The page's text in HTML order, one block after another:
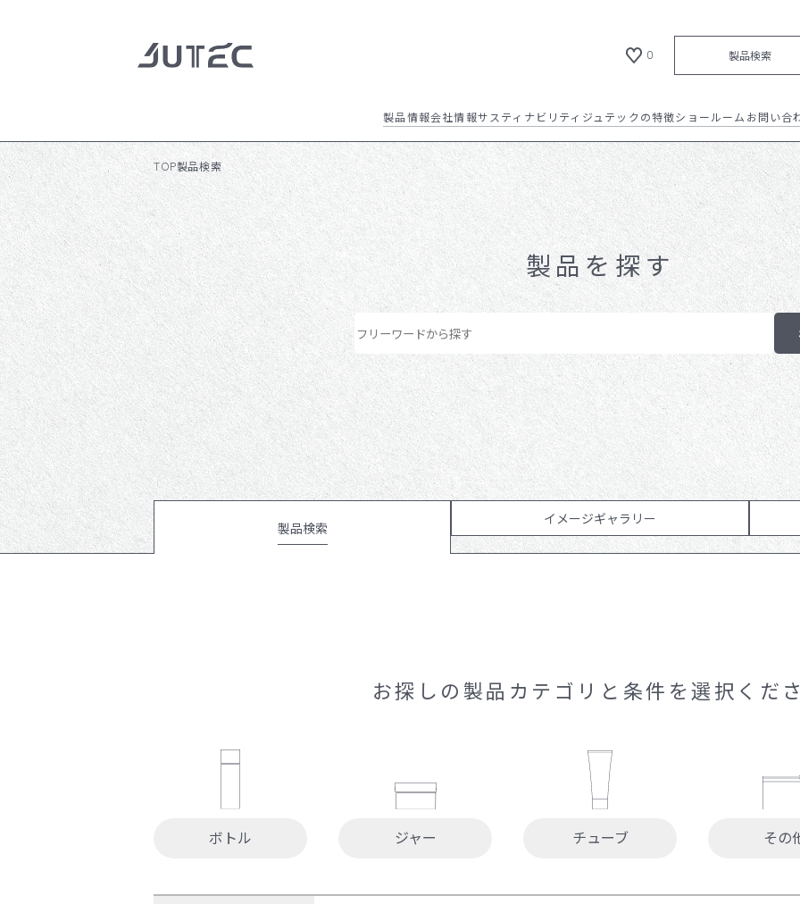
0 製品検索
製品情報会社情報サスティナビリティ ジュテックの特徴ショールーム お問い合
製品情報
全ての製品
イメージギャラリー
加飾方法のご紹介
材質について / 成形方法について
カタログダウンロード
会社情報
会社概要 / 沿革
会社拠点
代表メッセージ
ジュテックの特徴 納品フロー
NEWS
新製品
製品情報
お知らせ
製品情報 全ての製品
イメージギャラリー
加飾方法のご紹介
材質について / 成形方法につい
て
カタログダウンロード
会社情報
会社概要 / 沿革
会社拠点
代表メッセージ
サスティナビリティ
ジュテックの特徴 納品フロー
ショールーム
NEWS
新製品
リクルート
サンプル請求候補リスト 製品検索 お問い合わ
TOP製品検索
製品を探す
製品検索
イメージギャラリー
お探しの製品カテゴリと 条件を選択くだ
ボトル ジャー チューブ その